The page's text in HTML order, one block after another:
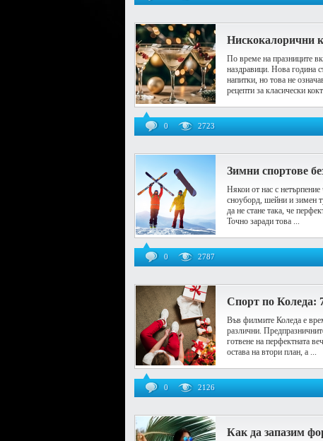
Нискокалорични
По време на празниците
наздравици. Нова година
напитки, но това не
рецепти за класически
0 2723
Зимни спортове
Някои от нас с
сноуборд, шейни и зимен
да не стане така, че
Точно заради това ...
0 2787
Спорт по Коледа:
Във филмите Коледа е
различни.
готвене на перфектната
остава на втори план, а ...
0 2126
Как да запазим